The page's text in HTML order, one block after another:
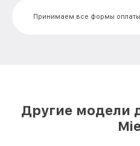
Замена термодатчика H 5061
Принимаем все формы оплаты
Другие модели